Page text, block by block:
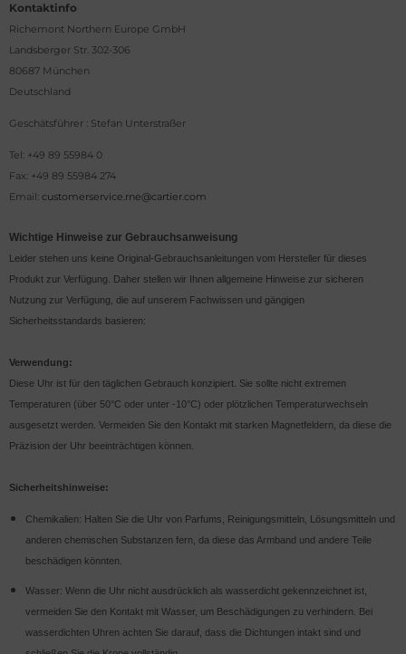
Kontaktinfo
Richemont Northern Europe GmbH
Landsberger Str. 302-306
80687 München
Deutschland
Geschätsführer : Stefan Unterstraßer
Tel: +49 89 55984 0
Fax: +49 89 55984 274
Email: customerservice.rne@cartier.com
Wichtige Hinweise zur Gebrauchsanweisung
Leider stehen uns keine Original-Gebrauchsanleitungen vom Hersteller für dieses
Produkt zur Verfügung. Daher stellen wir Ihnen allgemeine Hinweise zur sicheren
Nutzung zur Verfügung, die auf unserem Fachwissen und gängigen
Sicherheitsstandards basieren:
Verwendung:
Diese Uhr ist für den täglichen Gebrauch konzipiert. Sie sollte nicht extremen
Temperaturen (über 50°C oder unter -10°C) oder plötzlichen Temperaturwechseln
ausgesetzt werden. Vermeiden Sie den Kontakt mit starken Magnetfeldern, da diese die
Präzision der Uhr beeinträchtigen können.
Sicherheitshinweise:
Chemikalien: Halten Sie die Uhr von Parfums, Reinigungsmitteln, Lösungsmitteln und
anderen chemischen Substanzen fern, da diese das Armband und andere Teile
beschädigen könnten.
Wasser: Wenn die Uhr nicht ausdrücklich als wasserdicht gekennzeichnet ist,
vermeiden Sie den Kontakt mit Wasser, um Beschädigungen zu verhindern. Bei
wasserdichten Uhren achten Sie darauf, dass die Dichtungen intakt sind und
Nardin